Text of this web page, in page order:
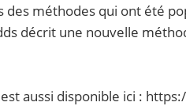
des méthodes qui ont été
décrit une nouvelle
aussi disponible ici :